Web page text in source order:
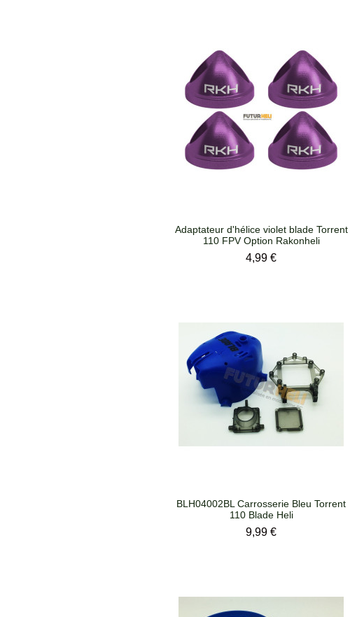
Adaptateur d'hélice violet blade Torrent
110 FPV Option Rakonheli
Prix
4,99 €
BLH04002BL Carrosserie Bleu Torrent
110 Blade Heli
Prix
9,99 €